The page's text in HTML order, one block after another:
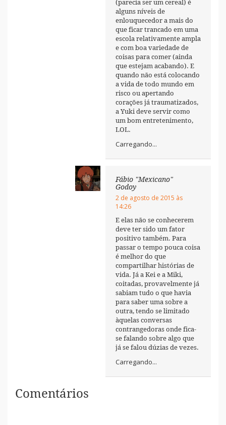
(parecia ser um cereal) é
alguns níveis de
enlouquecedor a mais do
que ficar trancado em uma
escola relativamente ampla
e com boa variedade de
coisas para comer (ainda
que estejam acabando). E
quando não está colocando
a vida de todo mundo em
risco ou apertando
corações já traumatizados,
a Yuki deve servir como
um bom entretenimento,
LOL.
Carregando...
Fábio "Mexicano"
Godoy
2 de agosto de 2015 às
14:26
E elas não se conhecerem
deve ter sido um fator
positivo também. Para
passar o tempo pouca coisa
é melhor do que
compartilhar histórias de
vida. Já a Kei e a Miki,
coitadas, provavelmente já
sabiam tudo o que havia
para saber uma sobre a
outra, tendo se limitado
àquelas conversas
contrangedoras onde fica-
se falando sobre algo que
já se falou dúzias de vezes.
Carregando...
Comentários